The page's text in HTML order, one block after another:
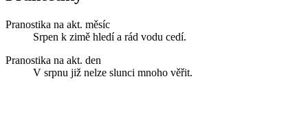
Pranostika na akt. měsíc
Srpen k zimě hledí a rád vodu cedí.
Pranostika na akt. den
V srpnu již nelze slunci mnoho věřit.